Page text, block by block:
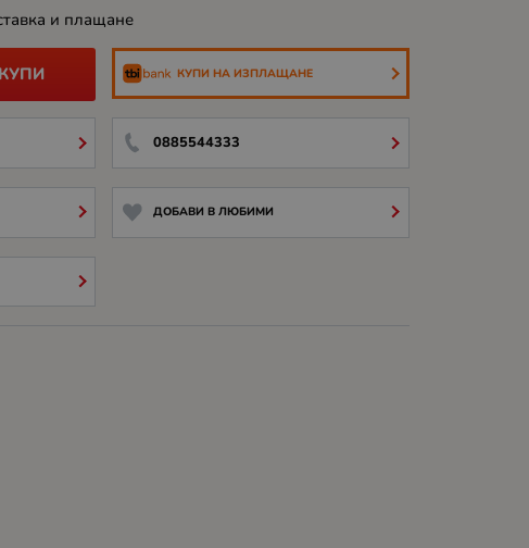
и плащане
КУПИ КУПИ НА ИЗПЛАЩАНЕ
0885544333
ДОБАВИ В ЛЮБИМИ